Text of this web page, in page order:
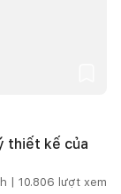
thiết kế của
| 10.806 lượt xem